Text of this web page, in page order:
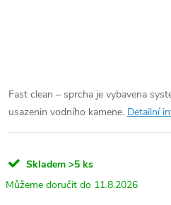
Fast clean – sprcha je vybavena
usazenin vodního kamene. Detailní
Skladem >5 ks
11.8.2026